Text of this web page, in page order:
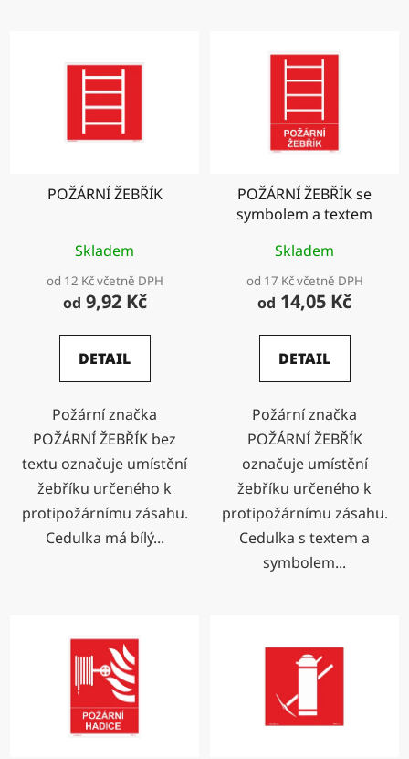
POŽÁRNÍ ŽEBŘÍK
Skladem
od 12 Kč včetně DPH
od 9,92 Kč
DETAIL
Požární značka
POŽÁRNÍ ŽEBŘÍK bez
textu označuje umístění
žebříku určeného k
protipožárnímu zásahu.
Cedulka má bílý...
POŽÁRNÍ ŽEBŘÍK se
symbolem a textem
Skladem
od 17 Kč včetně DPH
od 14,05 Kč
DETAIL
Požární značka
POŽÁRNÍ ŽEBŘÍK
označuje umístění
žebříku určeného k
protipožárnímu zásahu.
Cedulka s textem a
symbolem...